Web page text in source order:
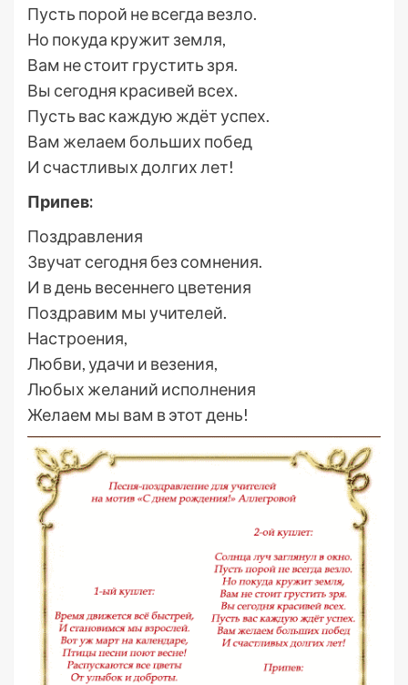
Пусть порой не всегда везло.
Но покуда кружит земля,
Вам не стоит грустить зря.
Вы сегодня красивей всех.
Пусть вас каждую ждёт успех.
Вам желаем больших побед
И счастливых долгих лет!
Припев:
Поздравления
Звучат сегодня без сомнения.
И в день весеннего цветения
Поздравим мы учителей.
Настроения,
Любви, удачи и везения,
Любых желаний исполнения
Желаем мы вам в этот день!